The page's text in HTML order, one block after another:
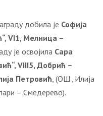
добила je Софија
VI1, Мелница –
je освојила Сара
VIII5, Добрић –
Петровић, (ОШ „Илија
– Смедерево).